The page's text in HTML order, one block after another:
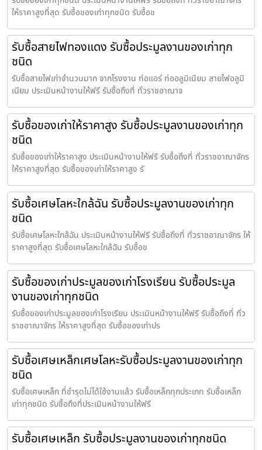
ให้ราคาสูงที่สุด รับซื้อของเก่าทุกชนิด รับซื้อข
รับซื้อสายไฟทองแดง รับซื้อประมูลงานของเก่าทุก
ชนิด
รับซื้อสายไฟเก่าจำนวนมาก จากโรงงาน ท่อแอร์ ท่ออลูมิเนียม สายไฟอลูมิ
เนียม ประเมินหน้างานให้ฟรี รับซื้อถึงที่ ทั่วราชอาณาจ
รับซื้อของเก่าให้ราคาสูง รับซื้อประมูลงานของเก่าทุก
ชนิด
รับซื้อของเก่าให้ราคาสูง ประเมินหน้างานให้ฟรี รับซื้อถึงที่ ทั่วราชอาณาจักร
ให้ราคาสูงที่สุด รับซื้อของเก่าให้ราคาสูง รั
รับซื้อเศษโลหะใกล้ฉัน รับซื้อประมูลงานของเก่าทุก
ชนิด
รับซื้อเศษโลหะใกล้ฉัน ประเมินหน้างานให้ฟรี รับซื้อถึงที่ ทั่วราชอาณาจักร ให้
ราคาสูงที่สุด รับซื้อเศษโลหะใกล้ฉัน รับซื้อข
รับซื้อของเก่าประมูลของเก่าโรงเรียน รับซื้อประมูล
งานของเก่าทุกชนิด
รับซื้อของเก่าประมูลของเก่าโรงเรียน ประเมินหน้างานให้ฟรี รับซื้อถึงที่ ทั่ว
ราชอาณาจักร ให้ราคาสูงที่สุด รับซื้อของเก่าปร
รับซื้อเศษเหล็กเศษโลหะรับซื้อประมูลงานของเก่าทุก
ชนิด
รับซื้อเศษเหล็ก ที่ชำรุดไม่ได้ใช้งานแล้ว รับซื้อเหล็กทุกประเภท รับซื้อเหล็ก
เก่าทุกชนิด รับซื้อถึงที่ประเมินหน้างานให้ฟรี
รับซื้อเศษเหล็ก รับซื้อประมูลงานของเก่าทุกชนิด